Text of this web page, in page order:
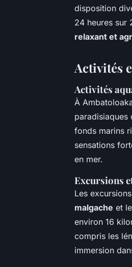
disposition
24 heures sur
relaxant et
Activités
Activités
À
paradisiaques
fonds marins
sensations
en mer.
Excursions
Les
malgache et
environ 16
compris les
immersion